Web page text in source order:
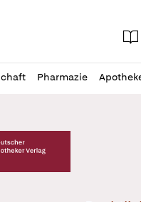
Apotheker Zeitung
Aktuelle
login
Pharmazie
Verlag Logo